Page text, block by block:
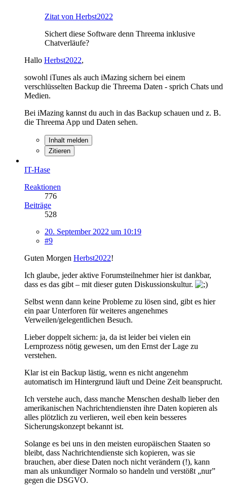
Zitat von Herbst2022
Sichert diese Software denn Threema inklusive
Chatverläufe?
Hallo Herbst2022,
sowohl iTunes als auch iMazing sichern bei einem
verschlüsselten Backup die Threema Daten - sprich Chats und
Medien.
Bei iMazing kannst du auch in das Backup schauen und z. B.
die Threema App und Daten sehen.
Inhalt melden
Zitieren
IT-Hase
Reaktionen
776
Beiträge
528
20. September 2022 um 10:19
#9
Guten Morgen Herbst2022!
Ich glaube, jeder aktive Forumsteilnehmer hier ist dankbar,
dass es das gibt – mit dieser guten Diskussionskultur.
Selbst wenn dann keine Probleme zu lösen sind, gibt es hier
ein paar Unterforen für weiteres angenehmes
Verweilen/gelegentlichen Besuch.
Lieber doppelt sichern: ja, da ist leider bei vielen ein
Lernprozess nötig gewesen, um den Ernst der Lage zu
verstehen.
Klar ist ein Backup lästig, wenn es nicht angenehm
automatisch im Hintergrund läuft und Deine Zeit beansprucht.
Ich verstehe auch, dass manche Menschen deshalb lieber den
amerikanischen Nachrichtendiensten ihre Daten kopieren als
alles plötzlich zu verlieren, weil eben kein besseres
Sicherungskonzept bekannt ist.
Solange es bei uns in den meisten europäischen Staaten so
bleibt, dass Nachrichtendienste sich kopieren, was sie
brauchen, aber diese Daten noch nicht verändern (!), kann
man als unkundiger Normalo so handeln und verstößt „nur”
gegen die DSGVO.